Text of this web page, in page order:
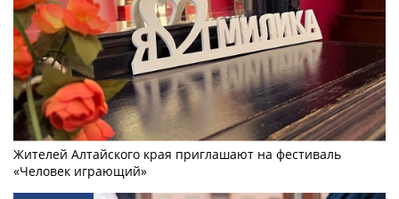
Жителей Алтайского края приглашают на фестиваль
«Человек играющий»